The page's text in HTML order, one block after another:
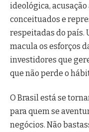
ideológica,
conceituados e
respeitadas do país.
macula os esforços
investidores que
que não perde o
O Brasil está se
para quem se
negócios. Não